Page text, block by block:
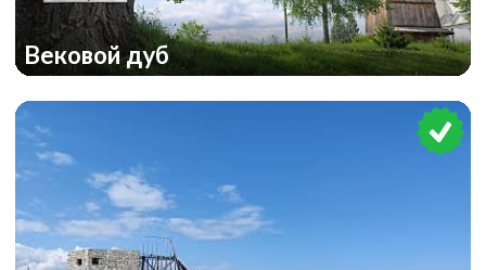
Вековой дуб